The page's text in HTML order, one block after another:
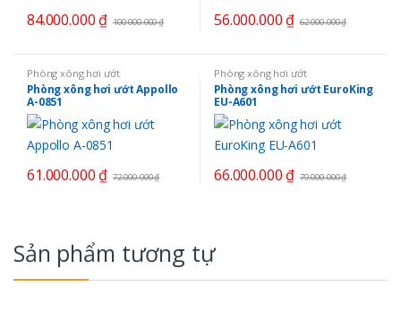
84.000.000 ₫ 100.000.000₫ 56.000.000 ₫ 62.000.000₫
Phòng xông hơi ướt
Phòng xông hơi ướt Appollo
A-0851
61.000.000 ₫ 72.000.000₫
Phòng xông hơi ướt
Phòng xông hơi ướt EuroKing
EU-A601
66.000.000 ₫ 79.000.000₫
Sản phẩm tương tự